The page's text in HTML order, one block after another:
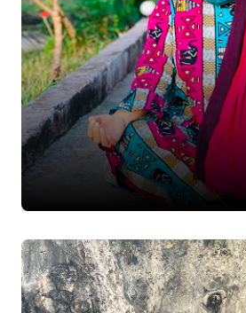
More Info
Kurucumuzun